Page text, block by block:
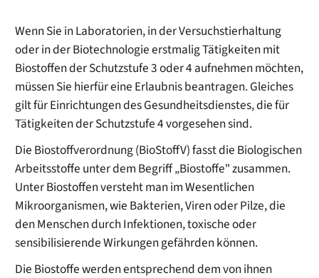
Wenn Sie in Laboratorien, in der Versuchstierhaltung
oder in der Biotechnologie erstmalig Tätigkeiten mit
Biostoffen der Schutzstufe 3 oder 4 aufnehmen möchten,
müssen Sie hierfür eine Erlaubnis beantragen. Gleiches
gilt für Einrichtungen des Gesundheitsdienstes, die für
Tätigkeiten der Schutzstufe 4 vorgesehen sind.
Die Biostoffverordnung (BioStoffV) fasst die Biologischen
Arbeitsstoffe unter dem Begriff „Biostoffe" zusammen.
Unter Biostoffen versteht man im Wesentlichen
Mikroorganismen, wie Bakterien, Viren oder Pilze, die
den Menschen durch Infektionen, toxische oder
sensibilisierende Wirkungen gefährden können.
Die Biostoffe werden entsprechend dem von ihnen